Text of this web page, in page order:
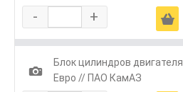
- + Ä
1
Блок цилиндров двигателя
Евро // ПАО КамАЗ